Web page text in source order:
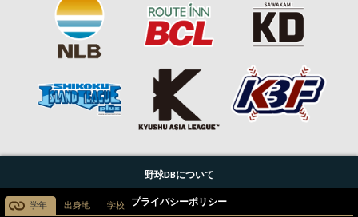
学年 出身地 学校
野球DBについて
プライバシーポリシー